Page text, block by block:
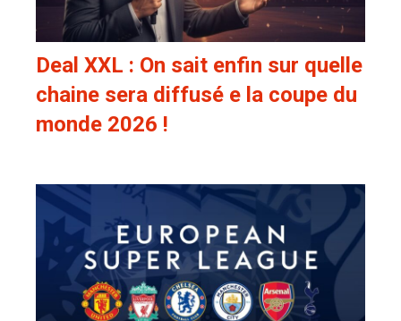
Deal XXL : On sait enfin sur quelle
chaine sera diffusé e la coupe du
monde 2026 !